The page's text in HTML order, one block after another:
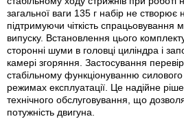
загальної ваги 135 г набір не створює
підтримуючи чіткість спрацьовування
випуску. Встановлення цього
сторонні шуми в головці циліндра і
камері згоряння. Застосування
стабільному функціонуванню силового
режимах експлуатації. Це надійне
технічного обслуговування, що
потужність двигуна.